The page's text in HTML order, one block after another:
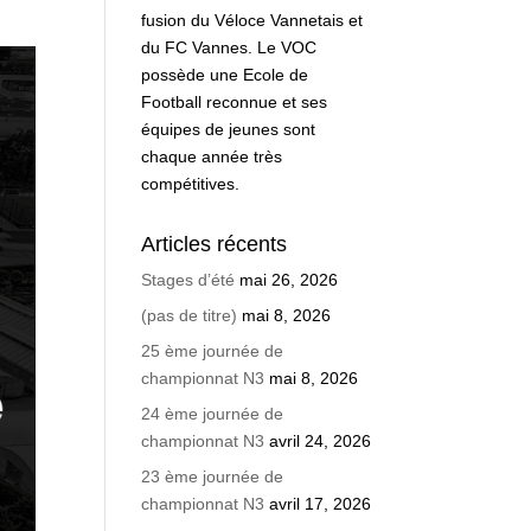
fusion du Véloce Vannetais et
du FC Vannes. Le VOC
possède une Ecole de
Football reconnue et ses
équipes de jeunes sont
chaque année très
compétitives.
Articles récents
Stages d’été mai 26, 2026
(pas de titre) mai 8, 2026
25 ème journée de
championnat N3 mai 8, 2026
24 ème journée de
championnat N3 avril 24, 2026
23 ème journée de
championnat N3 avril 17, 2026